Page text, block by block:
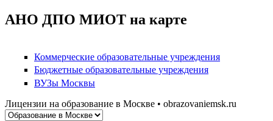
АНО ДПО МИОТ на карте
Коммерческие образовательные учреждения
Бюджетные образовательные учреждения
ВУЗы Москвы
Лицензии на образование в Москве • obrazovaniemsk.ru